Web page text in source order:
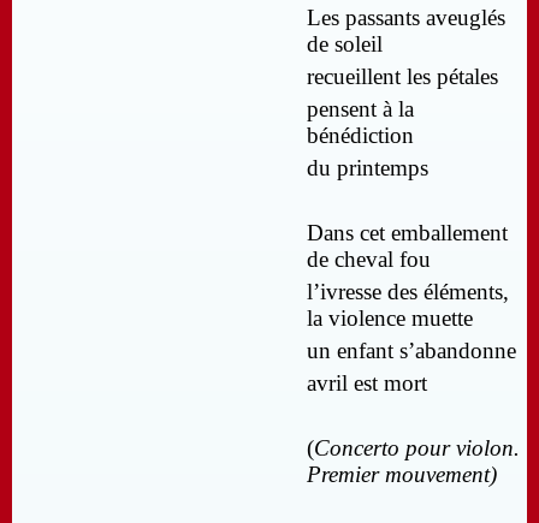
Les passants aveuglés
de soleil
recueillent les pétales
pensent à la
bénédiction
du printemps
Dans cet emballement
de cheval fou
l’ivresse des éléments,
la violence muette
un enfant s’abandonne
avril est mort
(Concerto pour violon.
Premier mouvement)